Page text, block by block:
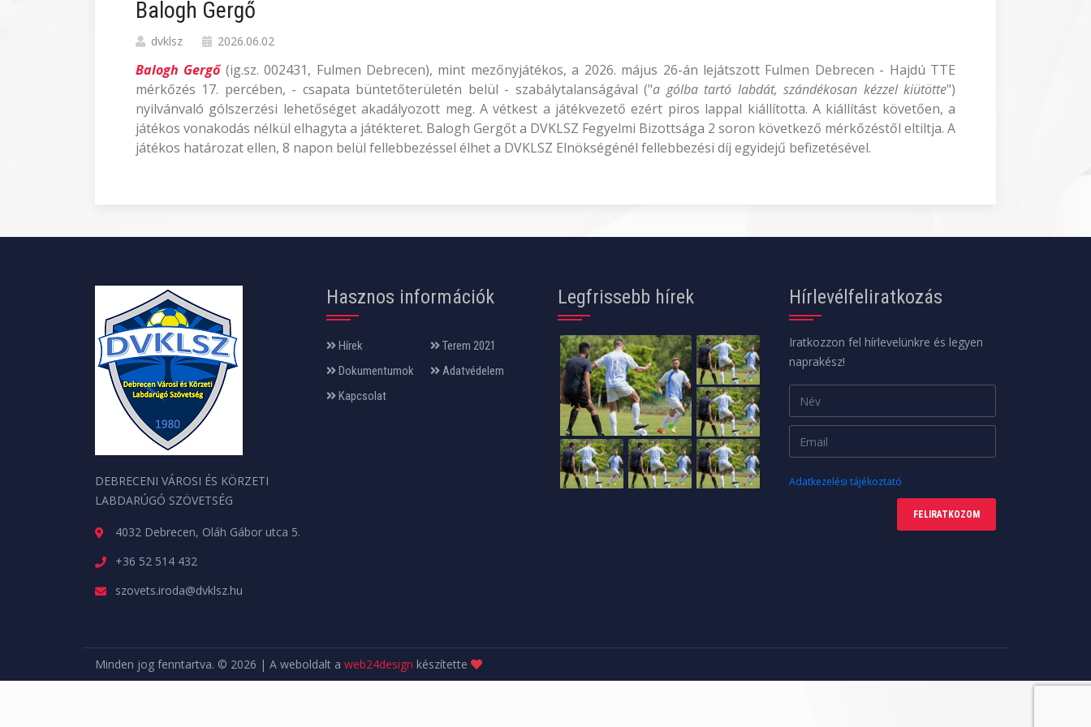
Balogh Gergő
dvklsz 2026.06.02
Balogh Gergő (ig.sz. 002431, Fulmen Debrecen), mint mezőnyjátékos, a 2026. május 26-án lejátszott Fulmen Debrecen - Hajdú TTE
mérkőzés 17. percében, - csapata büntetőterületén belül - szabálytalanságával ("a gólba tartó labdát, szándékosan kézzel kiütötte")
nyilvánvaló gólszerzési lehetőséget akadályozott meg. A vétkest a játékvezető ezért piros lappal kiállította. A kiállítást követően, a
játékos vonakodás nélkül elhagyta a játékteret. Balogh Gergőt a DVKLSZ Fegyelmi Bizottsága 2 soron következő mérkőzéstől eltiltja. A
játékos határozat ellen, 8 napon belül fellebbezéssel élhet a DVKLSZ Elnökségénél fellebbezési díj egyidejű befizetésével.
DEBRECENI VÁROSI ÉS KÖRZETI
LABDARÚGÓ SZÖVETSÉG
4032 Debrecen, Oláh Gábor utca 5.
+36 52 514 432
szovets.iroda@dvklsz.hu
Hasznos információk
Hírek
Terem 2021
Dokumentumok
Adatvédelem
Kapcsolat
Legfrissebb hírek Hírlevélfeliratkozás
Iratkozzon fel hírlevelünkre és legyen
naprakész!
Adatkezelési tájékoztató
FELIRATKOZOM
Minden jog fenntartva. © 2026 | A weboldalt a web24design készítette